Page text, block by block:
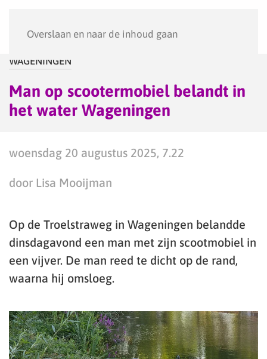
Overslaan en naar de inhoud gaan
WAGENINGEN
Man op scootermobiel belandt in
het water Wageningen
woensdag 20 augustus 2025, 7.22
door Lisa Mooijman
Op de Troelstraweg in Wageningen belandde
dinsdagavond een man met zijn scootmobiel in
een vijver. De man reed te dicht op de rand,
waarna hij omsloeg.